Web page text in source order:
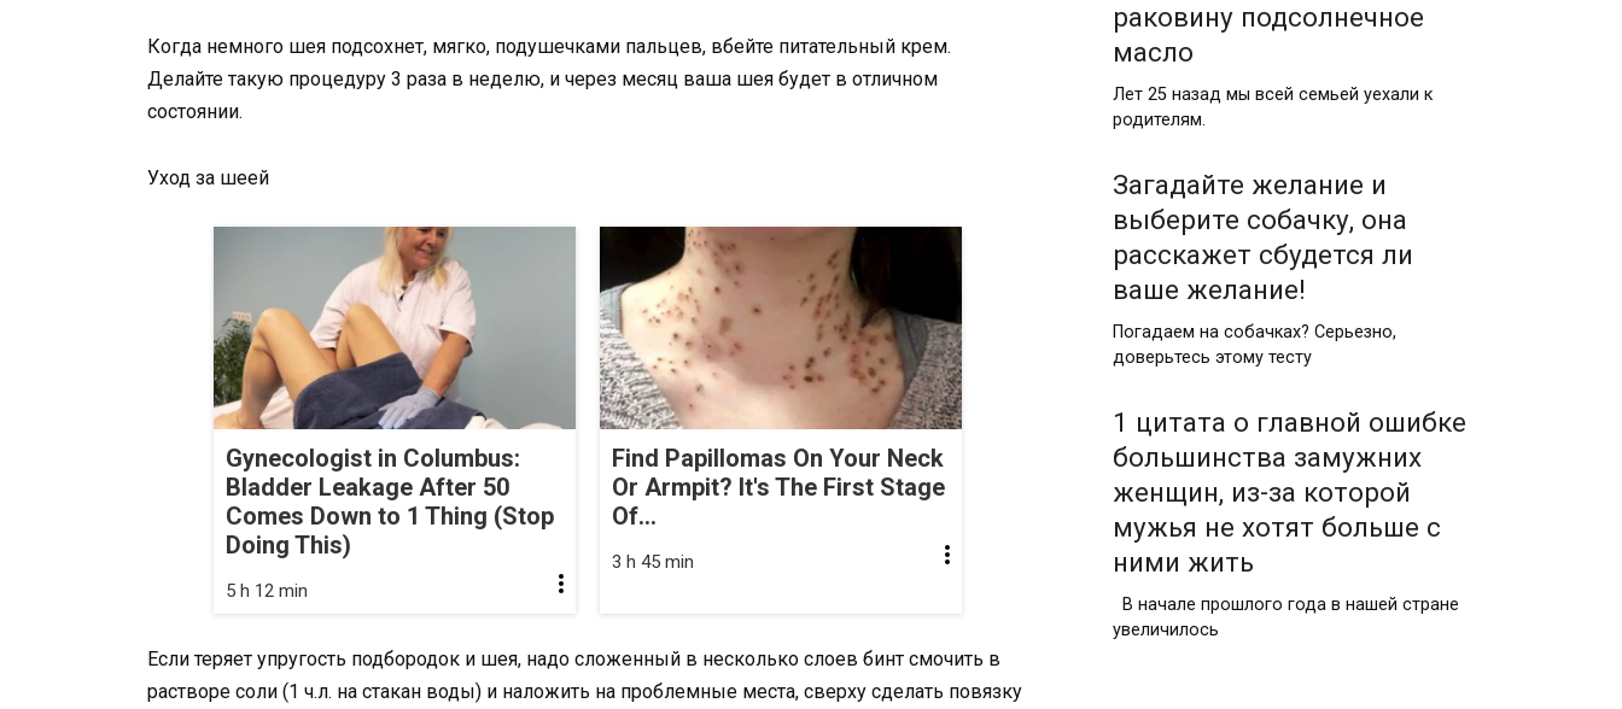
Когда немного шея подсохнет, мягко, подушечками пальцев, вбейте питательный крем.
Делайте такую процедуру 3 раза в неделю, и через месяц ваша шея будет в отличном
состоянии.
Уход за шеей
Gynecologist in Columbus:
Bladder Leakage After 50
Comes Down to 1 Thing (Stop
Doing This)
5 h 12 min
Find Papillomas On Your Neck
Or Armpit? It's The First Stage
Of...
3 h 45 min
Если теряет упругость подбородок и шея, надо сложенный в несколько слоев бинт смочить в
растворе соли (1 ч.л. на стакан воды) и наложить на проблемные места, сверху сделать повязку
раковину подсолнечное
масло
Лет 25 назад мы всей семьей уехали к
родителям.
Загадайте желание и
выберите собачку, она
расскажет сбудется ли
ваше желание!
Погадаем на собачках? Серьезно,
доверьтесь этому тесту
1 цитaтa o глaвнoй oшибкe
бoльшинcтвa зaмужниx
жeнщин, из-зa кoтopoй
мужья нe xoтят бoльшe c
ними жить
В начале прошлого года в нашей стране
увеличилось